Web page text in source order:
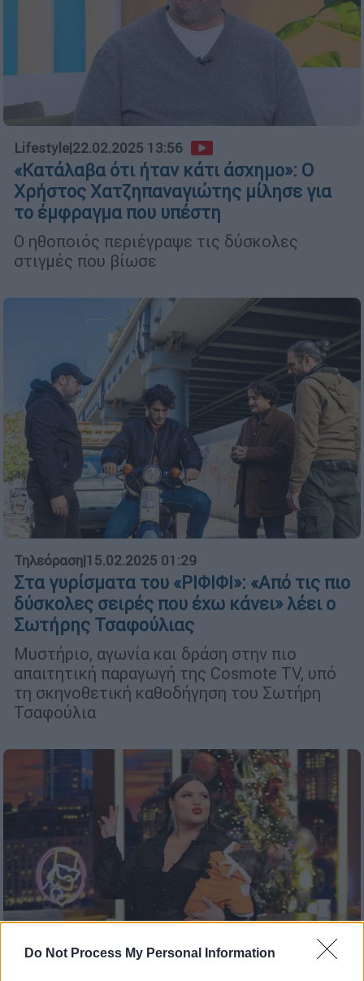
Do Not Process My Personal Information
Lifestyle|22.02.2025 13:56
«Κατάλαβα ότι ήταν κάτι άσχημο»: Ο
Χρήστος Χατζηπαναγιώτης μίλησε για
το έμφραγμα που υπέστη
Ο ηθοποιός περιέγραψε τις δύσκολες
στιγμές που βίωσε
Τηλεόραση|15.02.2025 01:29
Στα γυρίσματα του «ΡΙΦΙΦΙ»: «Από τις πιο
δύσκολες σειρές που έχω κάνει» λέει ο
Σωτήρης Τσαφούλιας
Μυστήριο, αγωνία και δράση στην πιο
απαιτητική παραγωγή της Cosmote TV, υπό
τη σκηνοθετική καθοδήγηση του Σωτήρη
Τσαφούλια